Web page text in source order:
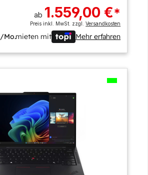
ab 1.559,00 €*
Preis inkl. MwSt. zzgl.Versandkosten
Mo.mieten mit Mehr erfahren